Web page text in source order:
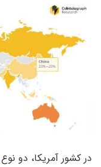
در کشور آمریکا، دو نوع